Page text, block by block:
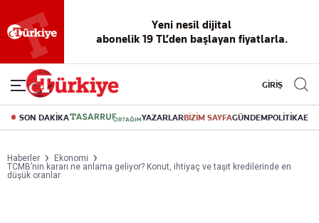
Yeni nesil dijital
abonelik 19 TL’den başlayan fiyatlarla.
GİRİŞ
SON DAKİKA YAZARLARBİZİM SAYFAGÜNDEMPOLİTİKA
Haberler
Ekonomi
TCMB’nin kararı ne anlama geliyor? Konut, ihtiyaç ve taşıt kredilerinde en
düşük oranlar